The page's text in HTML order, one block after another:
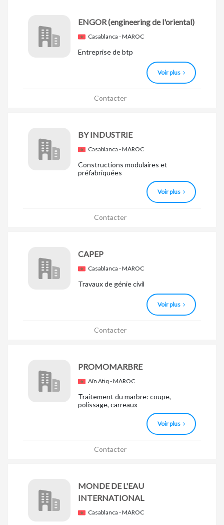
ENGOR(engineering de l'oriental)
Casablanca - MAROC
Entreprise de btp
Voir plus
Contacter
BY INDUSTRIE
Casablanca - MAROC
Constructions modulaires et
préfabriquées
Voir plus
Contacter
CAPEP
Casablanca - MAROC
Travaux de génie civil
Voir plus
Contacter
PROMOMARBRE
Aïn Atiq - MAROC
Traitement du marbre: coupe,
polissage, carreaux
Voir plus
Contacter
MONDE DE L'EAU
INTERNATIONAL
Casablanca - MAROC